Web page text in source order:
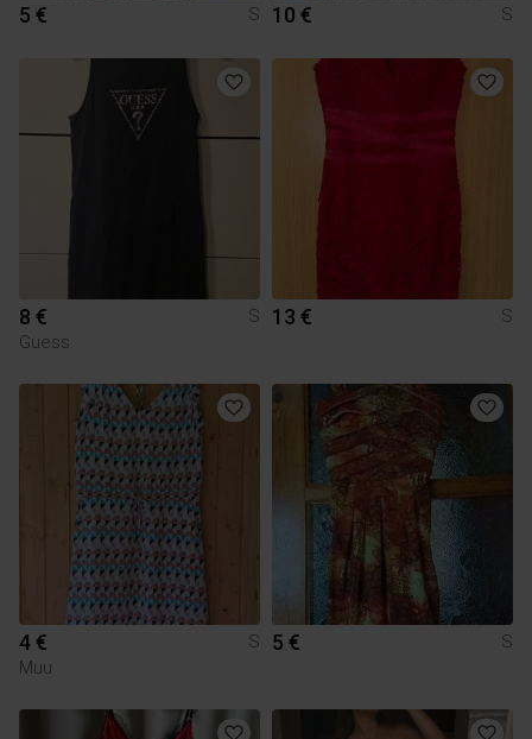
5 € S 10 € S
8 €
S
Guess
13 € S
4 €
S
Muu
5 € S